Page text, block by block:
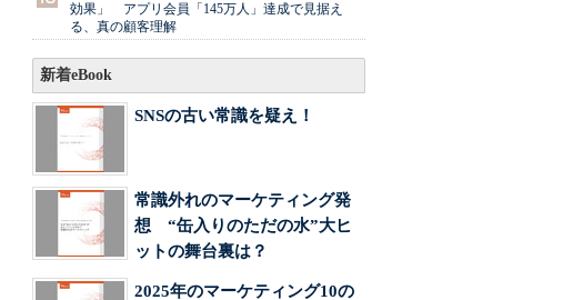
効果」 アプリ会員「145万人」達成で見据え
る、真の顧客理解
新着eBook
SNSの古い常識を疑え！
常識外れのマーケティング発
想 “缶入りのただの水”大ヒ
ットの舞台裏は？
2025年のマーケティング10の